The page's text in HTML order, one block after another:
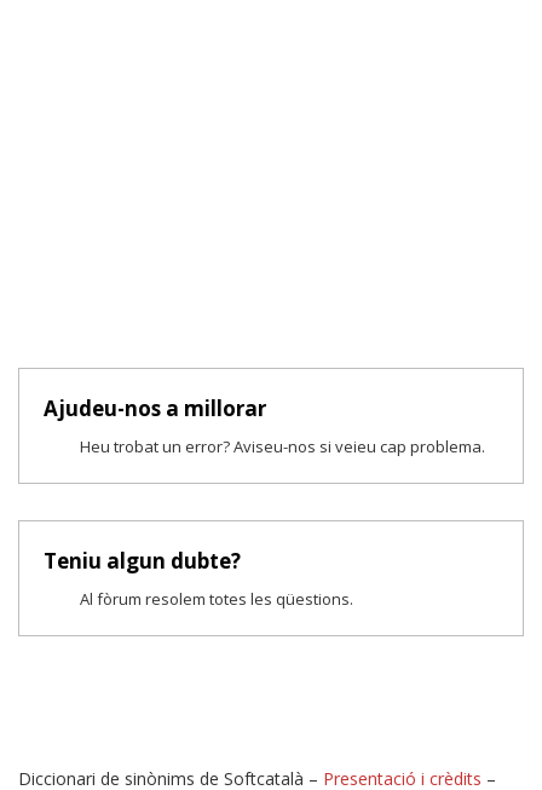
Ajudeu-nos a millorar
Heu trobat un error? Aviseu-nos si veieu cap problema.
Teniu algun dubte?
Al fòrum resolem totes les qüestions.
Diccionari de sinònims de Softcatalà – Presentació i crèdits –